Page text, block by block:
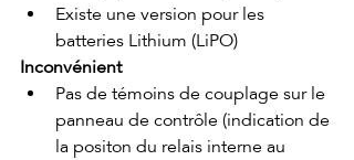
Existe une version pour les
batteries Lithium (LiPO)
Inconvénient
Pas de témoins de couplage sur le
panneau de contrôle (indication de
la positon du relais interne au